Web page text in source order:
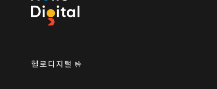
헬로디지털 🤟